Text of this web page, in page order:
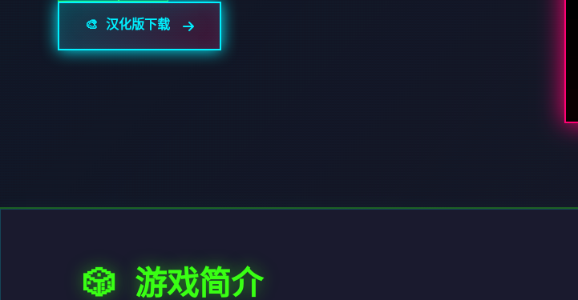
🎨 汉化版下载
🎲 游戏简介